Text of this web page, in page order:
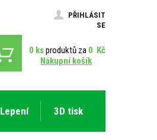
PŘIHLÁSIT
SE
0 ksproduktů za 0 Kč
Nákupní košík
Lepení 3D tisk